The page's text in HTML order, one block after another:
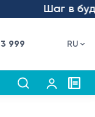
Шаг в
999 RU